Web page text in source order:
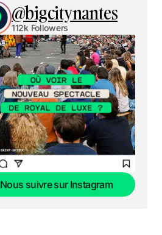
@bigcitynantes
112k Followers
Nous suivre sur Instagram